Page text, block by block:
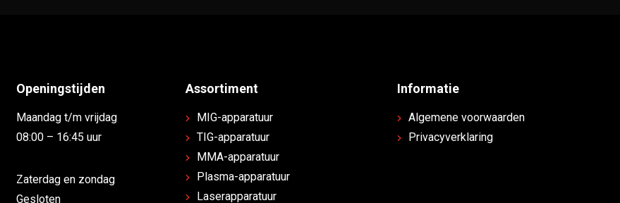
Openingstijden
Maandag t/m vrijdag
08:00 – 16:45 uur
Zaterdag en zondag
Gesloten
Assortiment
MIG-apparatuur
TIG-apparatuur
MMA-apparatuur
Plasma-apparatuur
Laserapparatuur
Informatie
Algemene voorwaarden
Privacyverklaring